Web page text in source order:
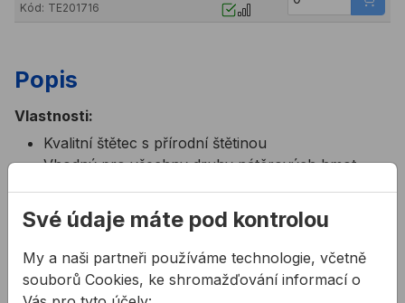
Kód: TE201716
Popis
Vlastnosti:
Kvalitní štětec s přírodní štětinou
Vhodný pro všechny druhy nátěrových hmot
barvy, laky a lazury na dřevo
Šířky jednotlivých štětců:
1" - 25mm
Své údaje máte pod kontrolou
My a naši partneři používáme technologie, včetně
souborů Cookies, ke shromažďování informací o